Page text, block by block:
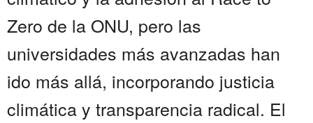
Zero de la ONU, pero las
universidades más avanzadas han
ido más allá, incorporando justicia
climática y transparencia radical. El